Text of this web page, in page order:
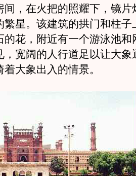
间，在火把的照耀下，镜片
繁星。该建筑的拱门和柱子
的花，附近有一个游泳池和
，宽阔的人行道足以让大象
大象出入的情景。